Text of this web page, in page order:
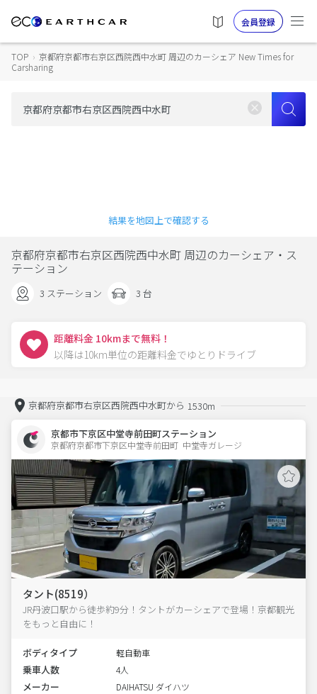
会員登録
TOP › 京都府京都市右京区西院西中水町 周辺のカーシェア New Times for
Carsharing
結果を地図上で確認する
京都府京都市右京区西院西中水町 周辺のカーシェア・ス
テーション
3 ステーション 3 台
距離料金 10kmまで無料！
以降は10km単位の距離料金でゆとりドライブ
京都府京都市右京区西院西中水町から 1530m
京都市下京区中堂寺前田町ステーション
京都府京都市下京区中堂寺前田町  中堂寺ガレージ
タント(8519）
JR丹波口駅から徒歩約9分！タントがカーシェアで登場！京都観光
をもっと自由に！
ボディタイプ 軽自動車
乗車人数 4人
メーカー DAIHATSU ダイハツ